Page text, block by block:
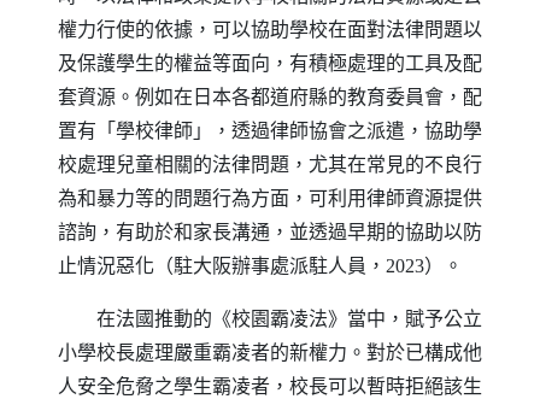
權力行使的依據，可以協助學校在面對法律問題以
及保護學生的權益等面向，有積極處理的工具及配
套資源。例如在日本各都道府縣的教育委員會，配
置有「學校律師」，透過律師協會之派遣，協助學
校處理兒童相關的法律問題，尤其在常見的不良行
為和暴力等的問題行為方面，可利用律師資源提供
諮詢，有助於和家長溝通，並透過早期的協助以防
止情況惡化（駐大阪辦事處派駐人員，2023）。
在法國推動的《校園霸凌法》當中，賦予公立
小學校長處理嚴重霸凌者的新權力。對於已構成他
人安全危脅之學生霸凌者，校長可以暫時拒絕該生